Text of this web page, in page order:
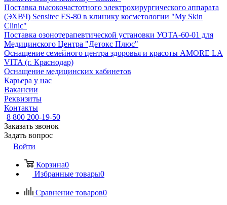
Поставка высокочастотного электрохирургического аппарата
(ЭХВЧ) Sensitec ES-80 в клинику косметологии "My Skin
Clinic"
Поставка озонотерапевтической установки УОТА-60-01 для
Медицинского Центра "Детокс Плюс"
Оснащение семейного центра здоровья и красоты AMORE LA
VITA (г. Краснодар)
Оснащение медицинских кабинетов
Карьера у нас
Вакансии
Реквизиты
Контакты
8 800 200-19-50
Заказать звонок
Задать вопрос
Войти
Корзина0
Избранные товары0
Сравнение товаров0